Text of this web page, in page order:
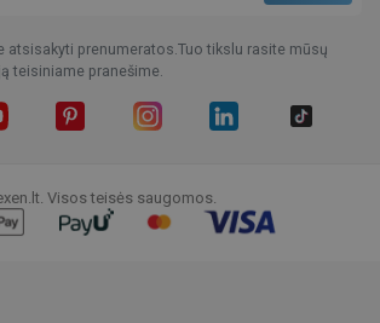
atsisakyti prenumeratos.Tuo tikslu rasite mūsų
teisiniame pranešime.
Visos teisės saugomos.